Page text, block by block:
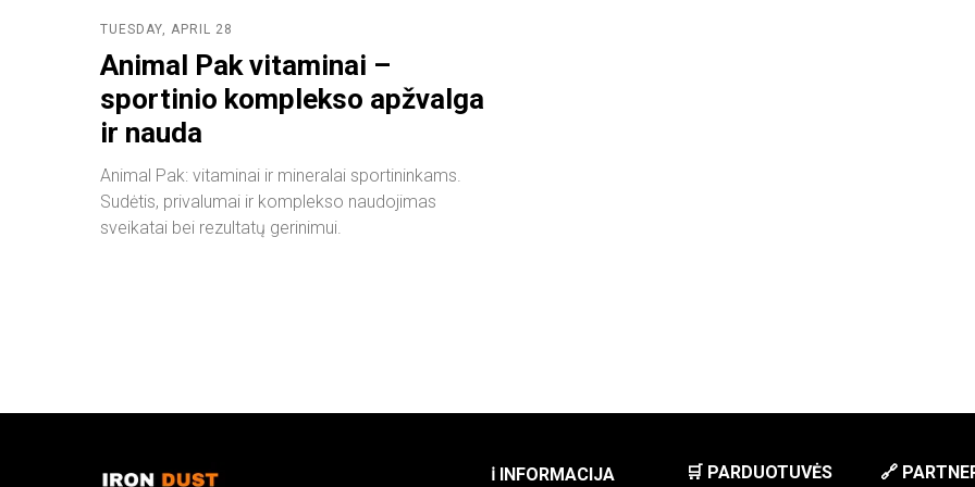
TUESDAY, APRIL 28
Animal Pak vitaminai –
sportinio komplekso apžvalga
ir nauda
Animal Pak: vitaminai ir mineralai sportininkams.
Sudėtis, privalumai ir komplekso naudojimas
sveikatai bei rezultatų gerinimui.
ℹ️ INFORMACIJA 🛒 PARDUOTUVĖS 🔗